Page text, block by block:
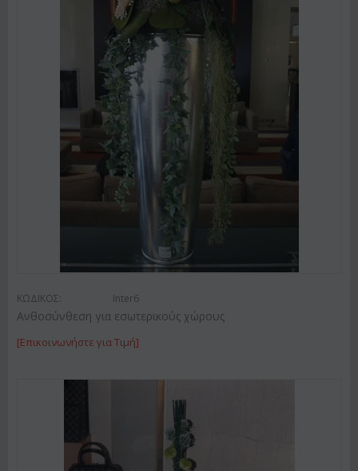
ΚΩΔΙΚΟΣ: Inter6
Ανθοσύνθεση για εσωτερικούς χώρους
[Επικοινωνήστε για Τιμή]